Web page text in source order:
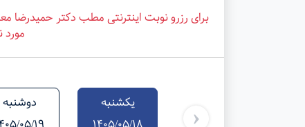
برای رزرو نوبت اینترنتی مطب دکتر
مورد
یکشنبه
دوشنبه
‹